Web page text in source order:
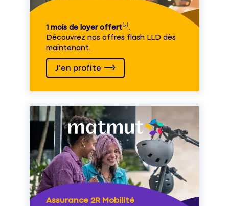
1 mois de loyer offert⁽⁴⁾.
Découvrez nos offres flash LLD dès
maintenant.
J'en profite
Assurance 2R Mobilité